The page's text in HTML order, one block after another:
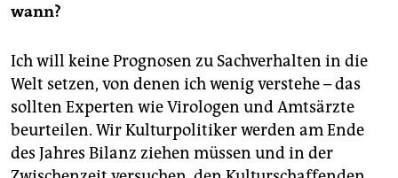
wann?
Ich will keine Prognosen zu Sachverhalten in die
Welt setzen, von denen ich wenig verstehe – das
sollten Experten wie Virologen und Amtsärzte
beurteilen. Wir Kulturpolitiker werden am Ende
des Jahres Bilanz ziehen müssen und in der